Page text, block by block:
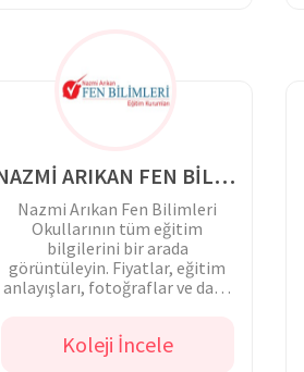
NAZMİ ARIKAN FEN BİLİMLERİ OKULLARI
Nazmi Arıkan Fen Bilimleri
Okullarının tüm eğitim
bilgilerini bir arada
görüntüleyin. Fiyatlar, eğitim
anlayışları, fotoğraflar ve daha
Koleji İncele